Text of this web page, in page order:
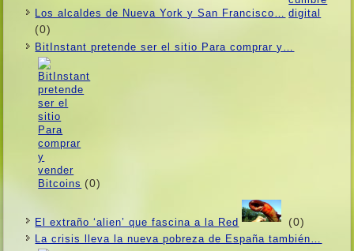
Los alcaldes de Nueva York y San Francisco…
(0)
BitInstant pretende ser el sitio Para comprar y…
(0)
El extraño ‘alien’ que fascina a la Red (0)
La crisis lleva la nueva pobreza de España también…